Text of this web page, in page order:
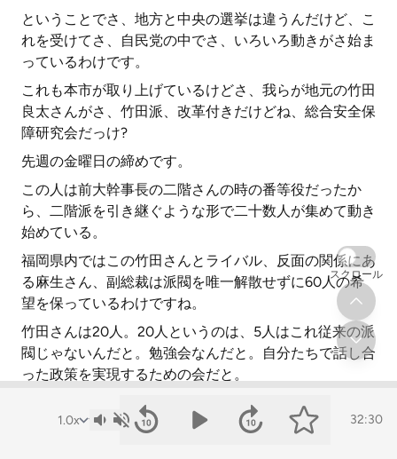
ということでさ、地方と中央の選挙は違うんだけど、こ
れを受けてさ、自民党の中でさ、いろいろ動きがさ始ま
っているわけです。
これも本市が取り上げているけどさ、我らが地元の竹田
良太さんがさ、竹田派、改革付きだけどね、総合安全保
障研究会だっけ?
先週の金曜日の締めです。
この人は前大幹事長の二階さんの時の番等役だったか
ら、二階派を引き継ぐような形で二十数人が集めて動き
始めている。
福岡県内ではこの竹田さんとライバル、反面の関係にあ
る麻生さん、副総裁は派閥を唯一解散せずに60人の希
望を保っているわけですね。
竹田さんは20人。20人というのは、5人はこれ従来の派
閥じゃないんだと。勉強会なんだと。自分たちで話し合
った政策を実現するための会だと。
衆議院に法案を提出するには20人必要だというのがあ
るから、表向きの話はそれでも分かるんだけど、ただ自
32:30
スクロール